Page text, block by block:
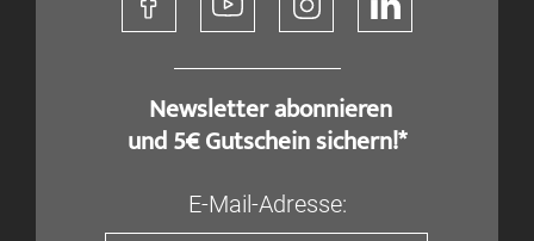
​ Newsletter abonnieren
und 5€ Gutschein sichern!*
E-Mail-Adresse: